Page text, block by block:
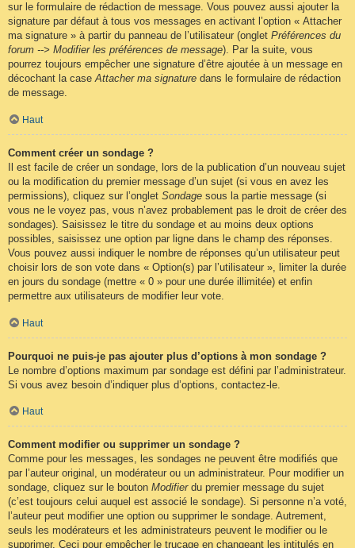
sur le formulaire de rédaction de message. Vous pouvez aussi ajouter la
signature par défaut à tous vos messages en activant l’option « Attacher
ma signature » à partir du panneau de l’utilisateur (onglet Préférences du
forum --> Modifier les préférences de message). Par la suite, vous
pourrez toujours empêcher une signature d’être ajoutée à un message en
décochant la caseAttacher ma signature dans le formulaire de rédaction
de message.
Haut
Comment créer un sondage ?
Il est facile de créer un sondage, lors de la publication d’un nouveau sujet
ou la modification du premier message d’un sujet (si vous en avez les
permissions), cliquez sur l’onglet Sondage sous la partie message (si
vous ne le voyez pas, vous n’avez probablement pas le droit de créer des
sondages). Saisissez le titre du sondage et au moins deux options
possibles, saisissez une option par ligne dans le champ des réponses.
Vous pouvez aussi indiquer le nombre de réponses qu’un utilisateur peut
choisir lors de son vote dans « Option(s) par l’utilisateur », limiter la durée
en jours du sondage (mettre « 0 » pour une durée illimitée) et enfin
permettre aux utilisateurs de modifier leur vote.
Haut
Pourquoi ne puis-je pas ajouter plus d’options à mon sondage ?
Le nombre d’options maximum par sondage est défini par l’administrateur.
Si vous avez besoin d’indiquer plus d’options, contactez-le.
Haut
Comment modifier ou supprimer un sondage ?
Comme pour les messages, les sondages ne peuvent être modifiés que
par l’auteur original, un modérateur ou un administrateur. Pour modifier un
sondage, cliquez sur le bouton Modifierdu premier message du sujet
(c’est toujours celui auquel est associé le sondage). Si personne n’a voté,
l’auteur peut modifier une option ou supprimer le sondage. Autrement,
seuls les modérateurs et les administrateurs peuvent le modifier ou le
supprimer. Ceci pour empêcher le trucage en changeant les intitulés en